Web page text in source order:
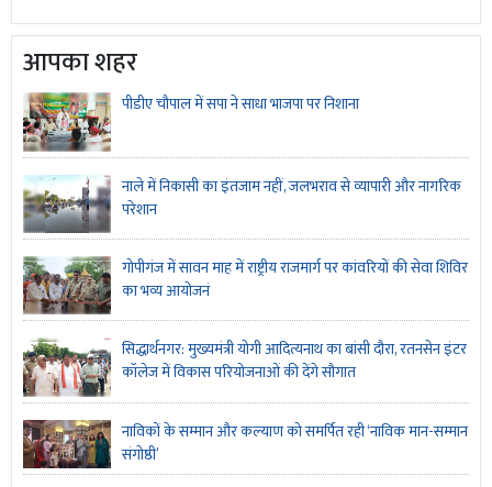
आपका शहर
पीडीए चौपाल में सपा ने साधा भाजपा पर निशाना
नाले में निकासी का इंतजाम नहीं, जलभराव से व्यापारी और नागरिक
परेशान
गोपीगंज में सावन माह में राष्ट्रीय राजमार्ग पर कांवरियों की सेवा शिविर
का भव्य आयोजनं
सिद्धार्थनगर: मुख्यमंत्री योगी आदित्यनाथ का बांसी दौरा, रतनसेन इंटर
कॉलेज में विकास परियोजनाओं की देंगे सौगात
नाविकों के सम्मान और कल्याण को समर्पित रही ‘नाविक मान-सम्मान
संगोष्ठी’